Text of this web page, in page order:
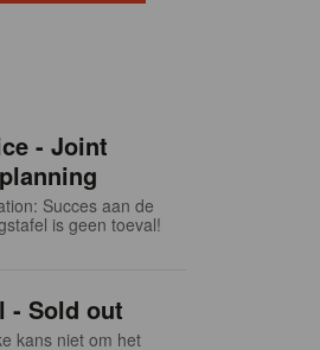
- Joint
Succes aan de
is geen toeval!
- Sold out
kans niet om het